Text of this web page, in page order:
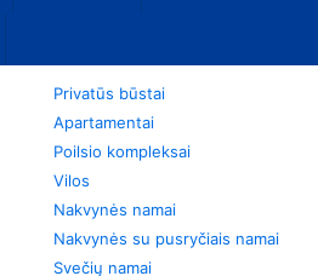
Privatūs būstai
Apartamentai
Poilsio kompleksai
Vilos
Nakvynės namai
Nakvynės su pusryčiais namai
Svečių namai